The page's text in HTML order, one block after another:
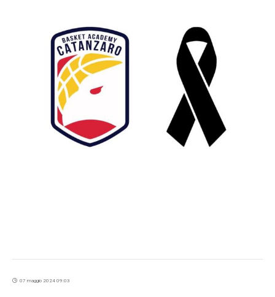
07 maggio 2024 09:03